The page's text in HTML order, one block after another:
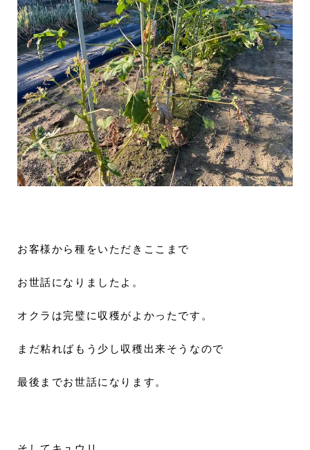
お客様から種をいただきここまで
お世話になりましたよ。
オクラは完璧に収穫がよかったです。
まだ粘ればもう少し収穫出来そうなので
最後までお世話になります。